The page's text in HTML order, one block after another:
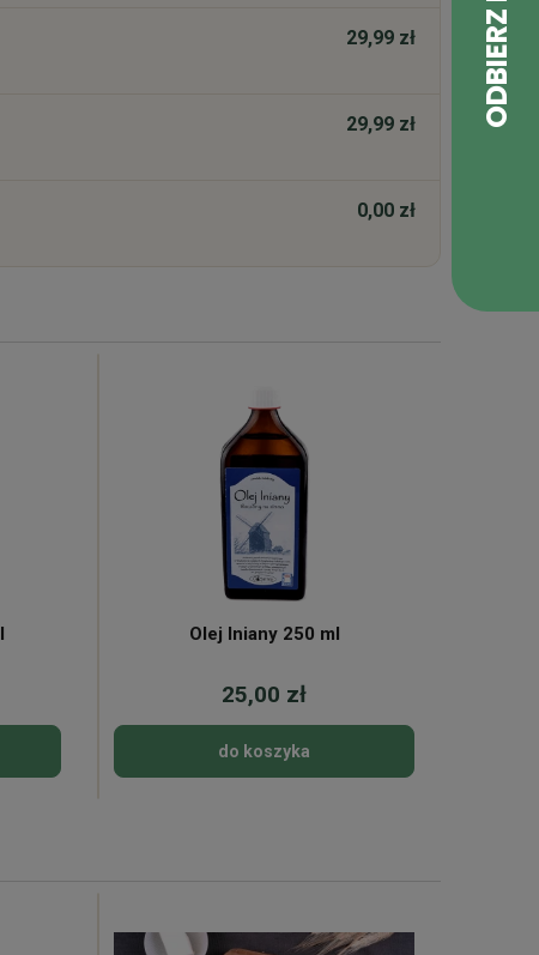
29,99 zł
29,99 zł
0,00 zł
Olej lniany 250 ml
25,00 zł
do koszyka